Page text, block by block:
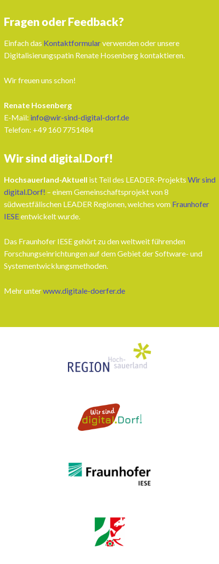
Fragen oder Feedback?
Einfach das Kontaktformularverwenden oder unsere
Digitalisierungspatin Renate Hosenberg kontaktieren.
Wir freuen uns schon!
Renate Hosenberg
E-Mail: info@wir-sind-digital-dorf.de
Telefon: ‭+49 160 7751484‬
Wir sind digital.Dorf!
Hochsauerland-Aktuell ist Teil des LEADER-Projekts Wir sind
digital.Dorf! – einem Gemeinschaftsprojekt von 8
südwestfälischen LEADER Regionen, welches vom Fraunhofer
IESEentwickelt wurde.
Das Fraunhofer IESE gehört zu den weltweit führenden
Forschungseinrichtungen auf dem Gebiet der Software- und
Systementwicklungsmethoden.
Mehr unterwww.digitale-doerfer.de